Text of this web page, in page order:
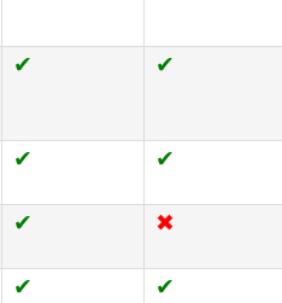
✔ ✔
✔ ✔
✔ ✖
✔ ✔